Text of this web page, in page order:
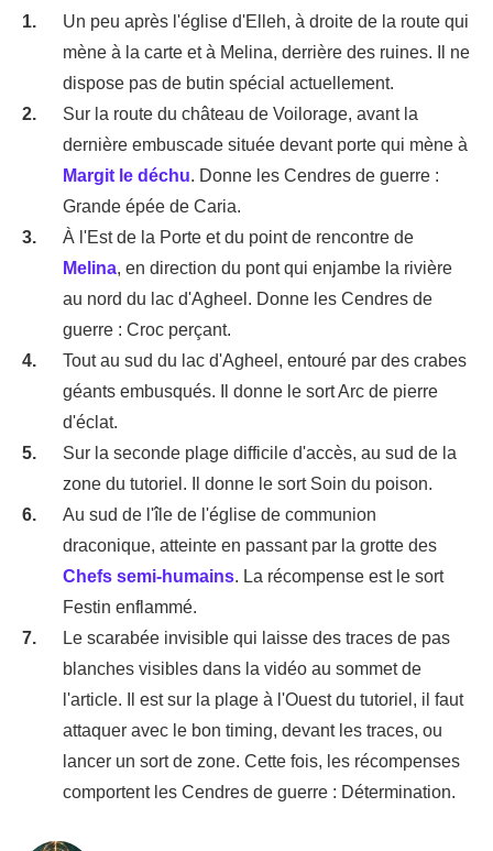
Un peu après l'église d'Elleh, à droite de la route qui
mène à la carte et à Melina, derrière des ruines. Il ne
dispose pas de butin spécial actuellement.
Sur la route du château de Voilorage, avant la
dernière embuscade située devant porte qui mène à
Margit le déchu. Donne les Cendres de guerre :
Grande épée de Caria.
À l'Est de la Porte et du point de rencontre de
Melina, en direction du pont qui enjambe la rivière
au nord du lac d'Agheel. Donne les Cendres de
guerre : Croc perçant.
Tout au sud du lac d'Agheel, entouré par des crabes
géants embusqués. Il donne le sort Arc de pierre
d'éclat.
Sur la seconde plage difficile d'accès, au sud de la
zone du tutoriel. Il donne le sort Soin du poison.
Au sud de l'île de l'église de communion
draconique, atteinte en passant par la grotte des
Chefs semi-humains. La récompense est le sort
Festin enflammé.
Le scarabée invisible qui laisse des traces de pas
blanches visibles dans la vidéo au sommet de
l'article. Il est sur la plage à l'Ouest du tutoriel, il faut
attaquer avec le bon timing, devant les traces, ou
lancer un sort de zone. Cette fois, les récompenses
comportent les Cendres de guerre : Détermination.